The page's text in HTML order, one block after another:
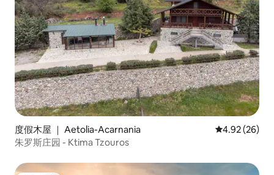
度假木屋 ｜ Aetolia-Acarnania 平均评分
4.92 (26)
朱罗斯庄园 - Ktima Tzouros